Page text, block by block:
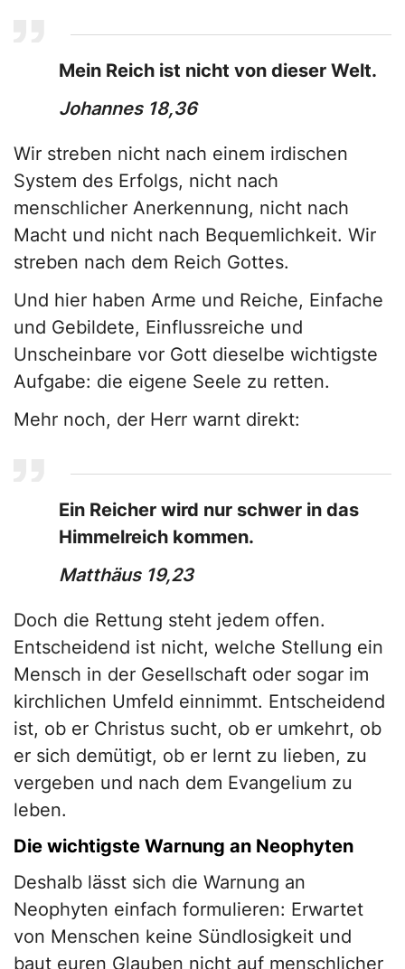
Mein Reich ist nicht von dieser Welt.
Johannes 18,36
Wir streben nicht nach einem irdischen
System des Erfolgs, nicht nach
menschlicher Anerkennung, nicht nach
Macht und nicht nach Bequemlichkeit. Wir
streben nach dem Reich Gottes.
Und hier haben Arme und Reiche, Einfache
und Gebildete, Einflussreiche und
Unscheinbare vor Gott dieselbe wichtigste
Aufgabe: die eigene Seele zu retten.
Mehr noch, der Herr warnt direkt:
Ein Reicher wird nur schwer in das
Himmelreich kommen.
Matthäus 19,23
Doch die Rettung steht jedem offen.
Entscheidend ist nicht, welche Stellung ein
Mensch in der Gesellschaft oder sogar im
kirchlichen Umfeld einnimmt. Entscheidend
ist, ob er Christus sucht, ob er umkehrt, ob
er sich demütigt, ob er lernt zu lieben, zu
vergeben und nach dem Evangelium zu
leben.
Die wichtigste Warnung an Neophyten
Deshalb lässt sich die Warnung an
Neophyten einfach formulieren: Erwartet
von Menschen keine Sündlosigkeit und
baut euren Glauben nicht auf menschlicher